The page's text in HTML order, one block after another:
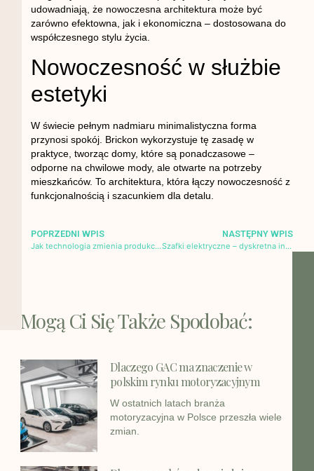
udowadniają, że nowoczesna architektura może być
zarówno efektowna, jak i ekonomiczna – dostosowana do
współczesnego stylu życia.
Nowoczesność w służbie
estetyki
W świecie pełnym nadmiaru minimalistyczna forma
przynosi spokój. Brickon wykorzystuje tę zasadę w
praktyce, tworząc domy, które są ponadczasowe –
odporne na chwilowe mody, ale otwarte na potrzeby
mieszkańców. To architektura, która łączy nowoczesność z
funkcjonalnością i szacunkiem dla detalu.
POPRZEDNI WPIS
Jak technologia zmienia produkcję tekstyliów dekoracyjnych – pillow stuffing machine i nowoczesne systemy pakowania
NASTĘPNY WPIS
Szafki elektryczne – dyskretna integracja instalacji w nowoczesnych wnętrzach
Mogą Ci Się Także Spodobać:
Dlaczego GAC ma znaczenie w
polskim rynku motoryzacyjnym
W ostatnich latach branża
motoryzacyjna w Polsce przeszła wiele
zmian.